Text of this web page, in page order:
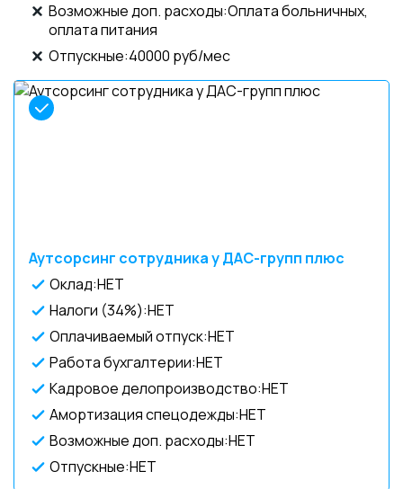
Возможные доп. расходы:Оплата больничных,
оплата питания
Отпускные:40000 руб/мес
Аутсорсинг сотрудника у ДАС-групп плюс
Оклад:НЕТ
Налоги (34%):НЕТ
Оплачиваемый отпуск:НЕТ
Работа бухгалтерии:НЕТ
Кадровое делопроизводство:НЕТ
Амортизация спецодежды:НЕТ
Возможные доп. расходы:НЕТ
Отпускные:НЕТ